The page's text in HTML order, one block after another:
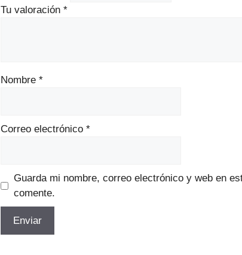
Tu valoración *
Nombre *
Correo electrónico *
Guarda mi nombre, correo electrónico y web en
comente.